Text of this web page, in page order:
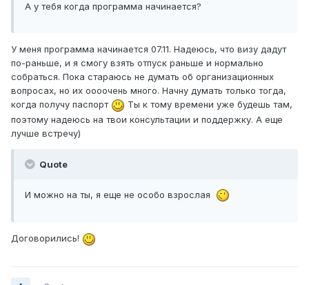
А у тебя когда программа начинается?
У меня программа начинается 07.11. Надеюсь, что визу дадут
по-раньше, и я смогу взять отпуск раньше и нормально
собраться. Пока стараюсь не думать об организационных
вопросах, но их оооочень много. Начну думать только тогда,
когда получу паспорт
Ты к тому времени уже будешь там,
поэтому надеюсь на твои консультации и поддержку. А еще
лучше встречу)
Quote
И можно на ты, я еще не особо взрослая
Договорились!